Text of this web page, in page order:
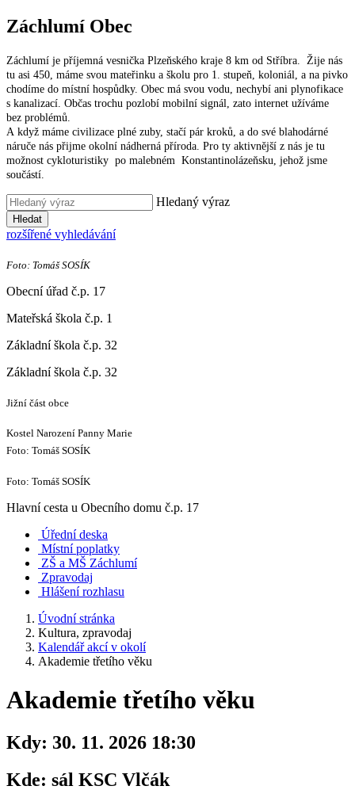
Záchlumí Obec
Záchlumí je příjemná vesnička Plzeňského kraje 8 km od Stříbra. Žije nás
tu asi 450, máme svou mateřinku a školu pro 1. stupeň, koloniál, a na pivko
chodíme do místní hospůdky. Obec má svou vodu, nechybí ani plynofikace
s kanalizací. Občas trochu pozlobí mobilní signál, zato internet užíváme
bez problémů.
A když máme civilizace plné zuby, stačí pár kroků, a do své blahodárné
náruče nás přijme okolní nádherná příroda. Pro ty aktivnější z nás je tu
možnost cykloturistiky po malebném Konstantinolázeňsku, jehož jsme
součástí.
Hledaný výraz
Hledat
rozšířené vyhledávání
Foto: Tomáš SOSÍK
Obecní úřad č.p. 17
Mateřská škola č.p. 1
Základní škola č.p. 32
Základní škola č.p. 32
Jižní část obce
Kostel Narození Panny Marie
Foto: Tomáš SOSÍK
Foto: Tomáš SOSÍK
Hlavní cesta u Obecního domu č.p. 17
Úřední deska
Místní poplatky
ZŠ a MŠ Záchlumí
Zpravodaj
Hlášení rozhlasu
Úvodní stránka
Kultura, zpravodaj
Kalendář akcí v okolí
Akademie třetího věku
Akademie třetího věku
Kdy: 30. 11. 2026 18:30
Kde: sál KSC Vlčák